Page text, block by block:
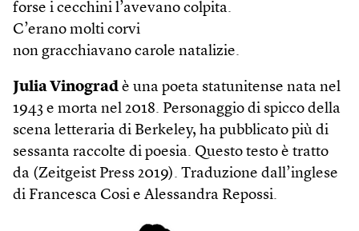
forse i cecchini l’avevano colpita.
C’erano molti corvi
non gracchiavano carole natalizie.
Julia Vinograd è una poeta statunitense nata nel
1943 e morta nel 2018. Personaggio di spicco della
scena letteraria di Berkeley, ha pubblicato più di
sessanta raccolte di poesia. Questo testo è tratto
da (Zeitgeist Press 2019). Traduzione dall’inglese
di Francesca Cosi e Alessandra Repossi.